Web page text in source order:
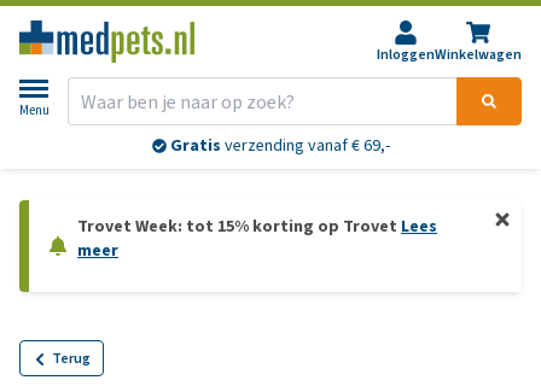
InloggenWinkelwagen
Menu
Gratis verzending vanaf € 69,-
Trovet Week: tot 15% korting op Trovet Lees
meer
Terug